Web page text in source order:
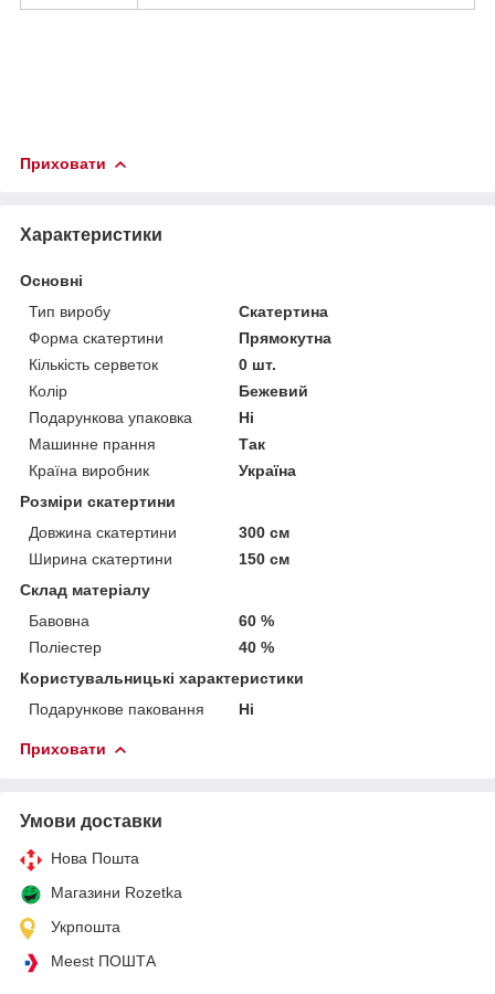
Приховати
Характеристики
Основні
Тип виробу
Скатертина
Форма скатертини
Прямокутна
Кількість серветок
0 шт.
Колір
Бежевий
Подарункова упаковка
Ні
Машинне прання
Так
Країна виробник
Україна
Розміри скатертини
Довжина скатертини
300 см
Ширина скатертини
150 см
Склад матеріалу
Бавовна
60 %
Поліестер
40 %
Користувальницькі характеристики
Подарункове паковання
Ні
Приховати
Умови доставки
Нова Пошта
Магазини Rozetka
Укрпошта
Meest ПОШТА